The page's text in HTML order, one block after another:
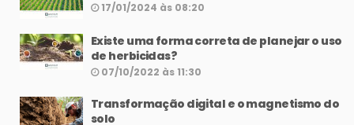
17/01/2024 às 08:20
Existe uma forma correta de planejar o uso
de herbicidas?
07/10/2022 às 11:30
Transformação digital e o magnetismo do
solo